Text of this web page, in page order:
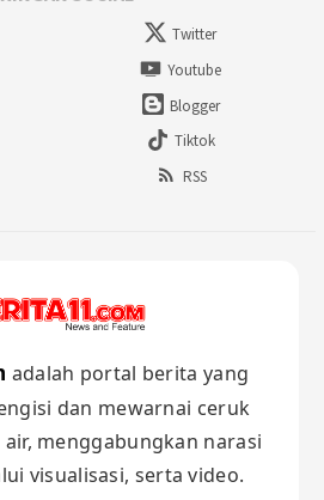
Twitter
Youtube
Blogger
Tiktok
RSS
adalah portal berita yang
dan mewarnai ceruk
menggabungkan narasi
visualisasi, serta video.